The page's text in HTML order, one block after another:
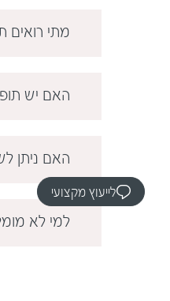
מתי רואים
האם יש
האם ניתן
למי לא
לייעוץ מקצועי